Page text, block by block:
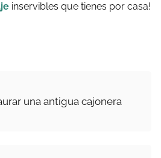
inservibles que tienes por casa!
una antigua cajonera